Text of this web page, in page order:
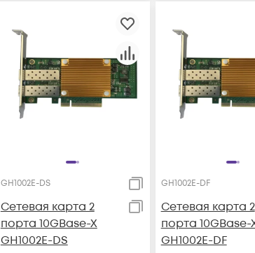
GH1002E-DS
Сетевая карта 2
порта 10GBase-X
GH1002E-DS
GH1002E-DF
Сетевая карта 2
порта 10GBase-
GH1002E-DF